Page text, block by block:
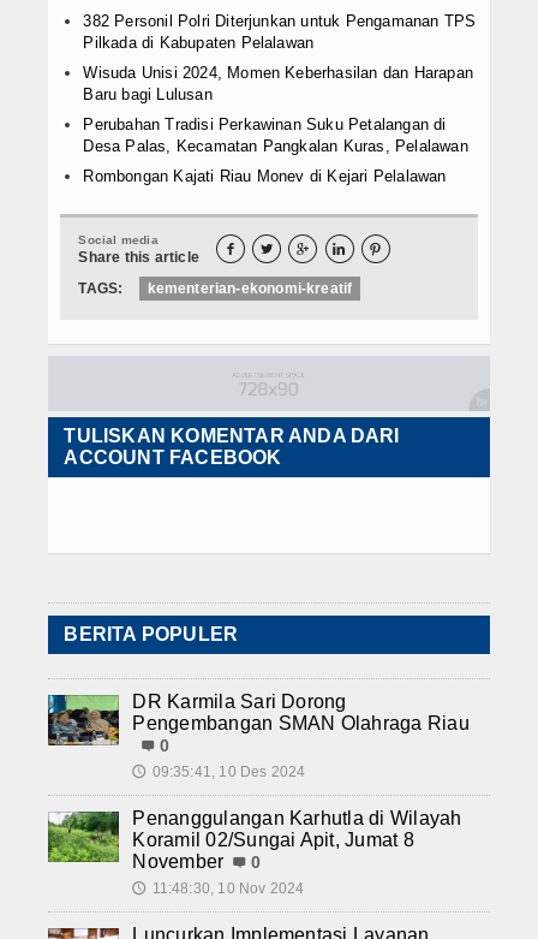
382 Personil Polri Diterjunkan untuk Pengamanan TPS
Pilkada di Kabupaten Pelalawan
Wisuda Unisi 2024, Momen Keberhasilan dan Harapan
Baru bagi Lulusan
Perubahan Tradisi Perkawinan Suku Petalangan di
Desa Palas, Kecamatan Pangkalan Kuras, Pelalawan
Rombongan Kajati Riau Monev di Kejari Pelalawan
Social media
Share this article     
TAGS: kementerian-ekonomi-kreatif
TULISKAN KOMENTAR ANDA DARI
ACCOUNT FACEBOOK
BERITA POPULER
DR Karmila Sari Dorong
Pengembangan SMAN Olahraga Riau
0
🕔 09:35:41, 10 Des 2024
Penanggulangan Karhutla di Wilayah
Koramil 02/Sungai Apit, Jumat 8
November
0
🕔 11:48:30, 10 Nov 2024
Luncurkan Implementasi Layanan